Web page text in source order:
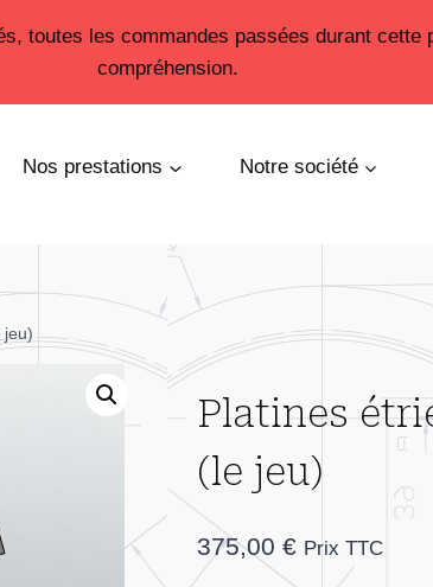
toutes les commandes passées durant
compréhension.
Nos prestations Notre société
jeu)
Platines
(le jeu)
375,00 € Prix TTC